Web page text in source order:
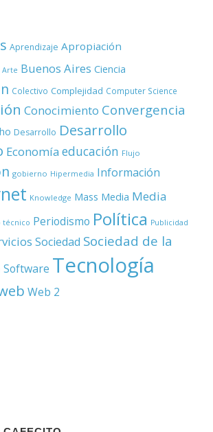
Aprendizaje Apropiación
Arte Buenos Aires Ciencia
Colectivo Complejidad Computer Science
Conocimiento Convergencia
Desarrollo Desarrollo
Economía educación Flujo
gobierno Hipermedia Información
Knowledge Mass Media Media
técnico Periodismo Política Publicidad
Sociedad Sociedad de la
Software Tecnología
Web 2